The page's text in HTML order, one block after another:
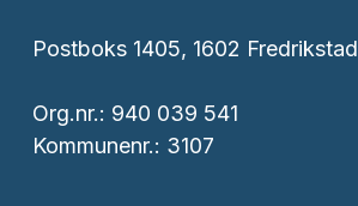
Postboks 1405, 1602 Fredrikstad
Org.nr.: 940 039 541
Kommunenr.: 3107